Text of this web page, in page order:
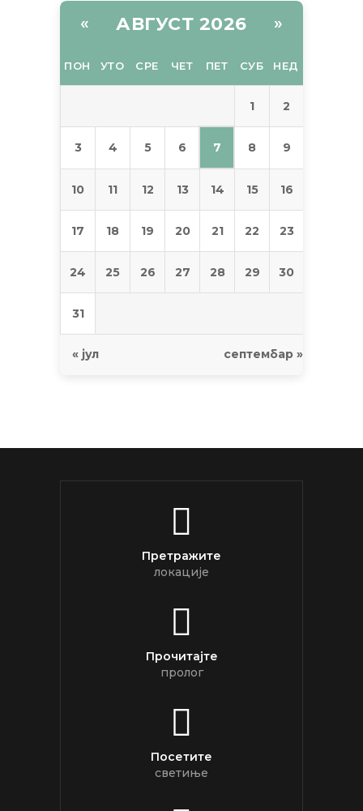
« АВГУСТ 2026 »
ПОН УТО СРЕ ЧЕТ ПЕТ СУБ НЕД
1 2
3 4 5 6 7 8 9
10 11 12 13 14 15 16
17 18 19 20 21 22 23
24 25 26 27 28 29 30
31
« јул септембар »
Претражите
локације
Прочитајте
пролог
Посетите
светиње